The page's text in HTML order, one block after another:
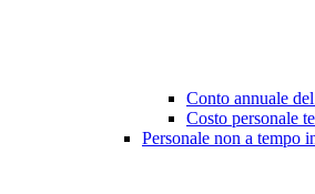
Conto annuale
Costo personale
Personale non a tempo